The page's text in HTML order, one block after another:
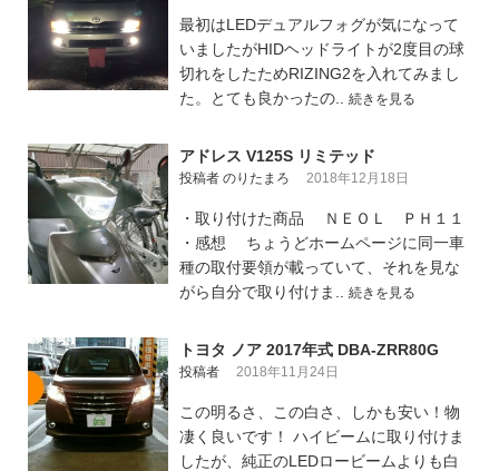
最初はLEDデュアルフォグが気になって
いましたがHIDヘッドライトが2度目の球
切れをしたためRIZING2を入れてみまし
た。とても良かったの.. 続きを見る
アドレス V125S リミテッド
投稿者 のりたまろ 2018年12月18日
・取り付けた商品 ＮＥＯＬ ＰＨ１１
・感想 ちょうどホームページに同一車
種の取付要領が載っていて、それを見な
がら自分で取り付けま.. 続きを見る
トヨタ ノア 2017年式 DBA-ZRR80G
投稿者 2018年11月24日
この明るさ、この白さ、しかも安い！物
凄く良いです！ ハイビームに取り付けま
したが、純正のLEDロービームよりも白